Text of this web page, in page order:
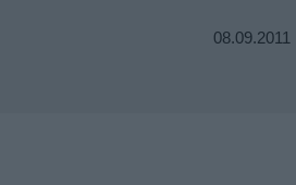
08.09.2011